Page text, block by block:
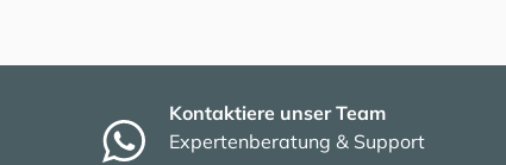
Kontaktiere unser Team
Expertenberatung & Support